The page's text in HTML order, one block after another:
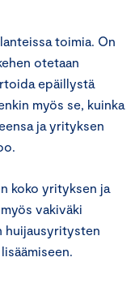
toimia. On
otetaan
epäillystä
myös se, kuinka
ja yrityksen
koko yrityksen ja
vakiväki
huijausyritysten